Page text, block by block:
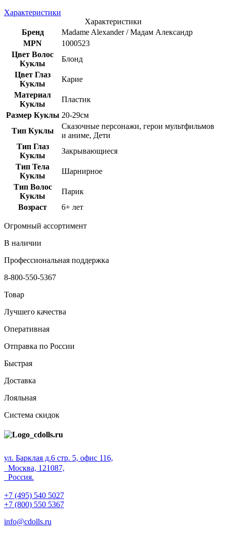
Характеристики
Характеристики
Бренд
Madame Alexander / Мадам Александр
MPN
1000523
Цвет Волос
Куклы
Блонд
Цвет Глаз
Куклы
Карие
Материал
Куклы
Пластик
Размер Куклы 20-29см
Тип Куклы
Сказочные персонажи, герои мультфильмов
и аниме, Дети
Тип Глаз
Куклы
Закрывающиеся
Тип Тела
Куклы
Шарнирное
Тип Волос
Куклы
Парик
Возраст
6+ лет
Огромный ассортимент
В наличии
Профессиональная поддержка
8-800-550-5367
Товар
Лучшего качества
Оперативная
Отправка по России
Быстрая
Доставка
Лояльная
Система скидок
ул. Барклая д.6 стр. 5, офис 116,
Москва, 121087,
Россия.
+7 (495) 540 5027
+7 (800) 550 5367
info@cdolls.ru